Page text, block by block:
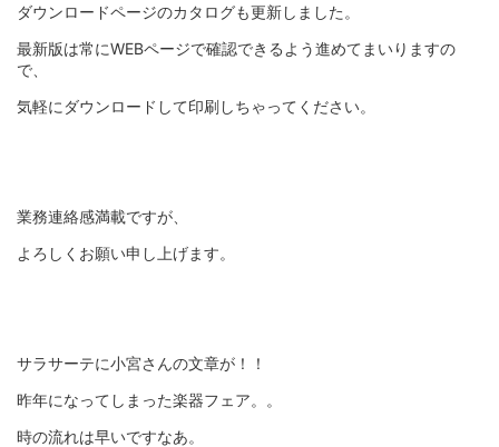
ダウンロードページのカタログも更新しました。
最新版は常にWEBページで確認できるよう進めてまいりますの
で、
気軽にダウンロードして印刷しちゃってください。
業務連絡感満載ですが、
よろしくお願い申し上げます。
サラサーテに小宮さんの文章が！！
昨年になってしまった楽器フェア。。
時の流れは早いですなあ。